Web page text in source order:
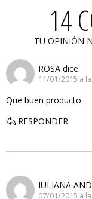
14
TU OPINIÓN
ROSA dice:
11/01/2015 a
Que buen producto
RESPONDER
IULIANA
07/01/2015 a